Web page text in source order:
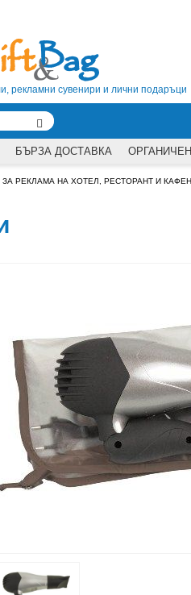
рекламни сувенири и лични подаръци
БЪРЗА ДОСТАВКА
РЕКЛАМА НА ХОТЕЛ, РЕСТОРАНТ И